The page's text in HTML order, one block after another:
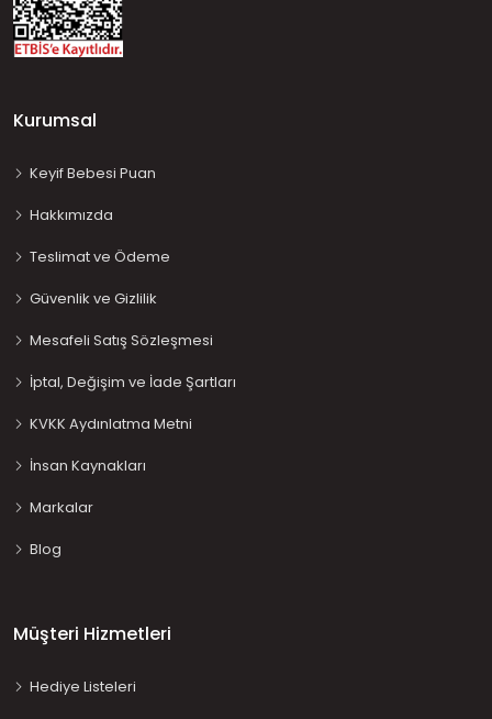
Kurumsal
Keyif Bebesi Puan
Hakkımızda
Teslimat ve Ödeme
Güvenlik ve Gizlilik
Mesafeli Satış Sözleşmesi
İptal, Değişim ve İade Şartları
KVKK Aydınlatma Metni
İnsan Kaynakları
Markalar
Blog
Müşteri Hizmetleri
Hediye Listeleri